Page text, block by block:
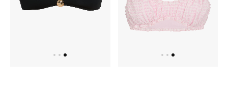
هدايا حسب المناسبة
هدايا حسب الفئة